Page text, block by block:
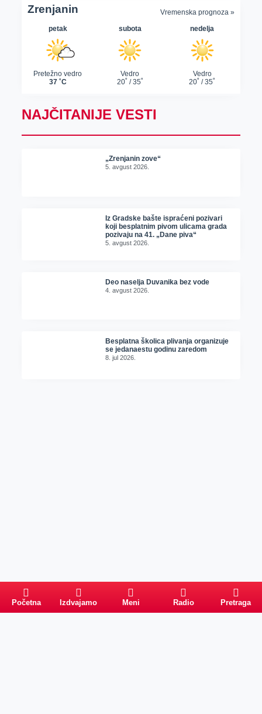
NAJČITANIJE VESTI
„Zrenjanin zove“
5. avgust 2026.
Iz Gradske bašte ispraćeni pozivari
koji besplatnim pivom ulicama grada
pozivaju na 41. „Dane piva“
5. avgust 2026.
Deo naselja Duvanika bez vode
4. avgust 2026.
Besplatna školica plivanja organizuje
se jedanaestu godinu zaredom
8. jul 2026.
Početna Izdvajamo Meni Radio Pretraga